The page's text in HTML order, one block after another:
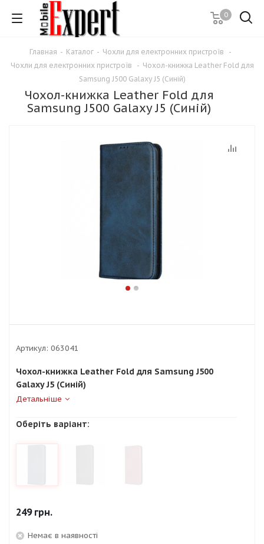
0
Главная - Каталог - Чохли для електронних пристроїв
-
Чохли для електронних пристроїв
- Чохол-книжка Leather Fold для
Samsung J500 Galaxy J5 (Синій)
Чохол-книжка Leather Fold для
Samsung J500 Galaxy J5 (Синій)
Артикул: 063041
Чохол-книжка Leather Fold для Samsung J500
Galaxy J5 (Синій)
Детальніше
Оберіть варіант:
249грн.
Немає в наявності